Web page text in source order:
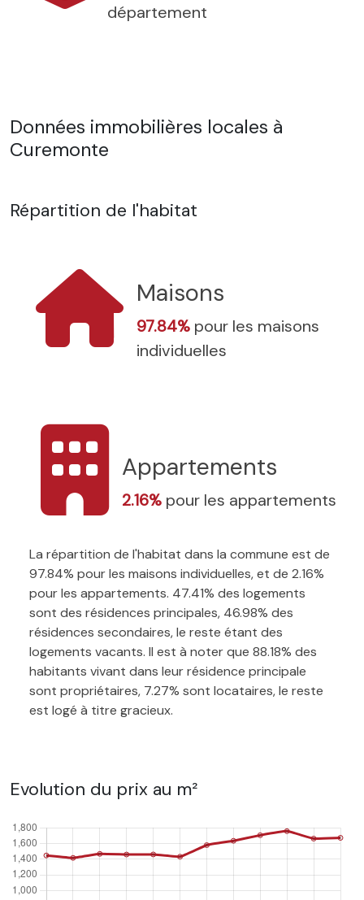
département
Données immobilières locales à
Curemonte
Répartition de l'habitat
Maisons
97.84% pour les maisons
individuelles
Appartements
2.16% pour les appartements
La répartition de l'habitat dans la commune est de
97.84% pour les maisons individuelles, et de 2.16%
pour les appartements. 47.41% des logements
sont des résidences principales, 46.98% des
résidences secondaires, le reste étant des
logements vacants. Il est à noter que 88.18% des
habitants vivant dans leur résidence principale
sont propriétaires, 7.27% sont locataires, le reste
est logé à titre gracieux.
Evolution du prix au m²